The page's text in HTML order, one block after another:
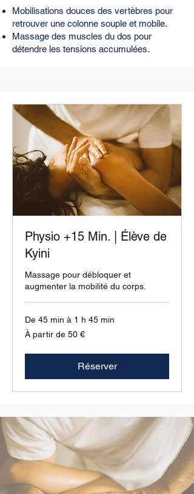
Mobilisations douces des vertèbres pour
retrouver une colonne souple et mobile.
Massage des muscles du dos pour
détendre les tensions accumulées.
Physio +15 Min. | Élève de
Kyini
Massage pour débloquer et
augmenter la mobilité du corps.
De 45 min à 1 h 45 min
À
partir
À partir de 50 €
Réserver